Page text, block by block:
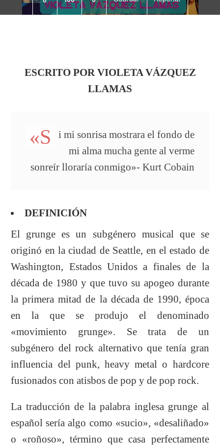
ESCRITO POR VIOLETA VÁZQUEZ
LLAMAS
«S
i mi sonrisa mostrara el fondo de
mi alma mucha gente al verme
sonreír lloraría conmigo»- Kurt Cobain
DEFINICIÓN
El grunge es un subgénero musical que se
originó en la ciudad de Seattle, en el estado de
Washington, Estados Unidos a finales de la
década de 1980 y que tuvo su apogeo durante
la primera mitad de la década de 1990, época
en la que se produjo el denominado
«movimiento grunge». Se trata de un
subgénero del rock alternativo que tenía gran
influencia del punk, heavy metal o hardcore
fusionados con atisbos de pop y de pop rock.
La traducción de la palabra inglesa grunge al
español sería algo como «sucio», «desaliñado»
o «roñoso», término que casa perfectamente